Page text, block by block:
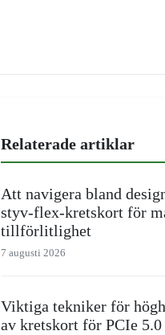
Relaterade artiklar
Att navigera bland
styv-flex-kretskort för
tillförlitlighet
7 augusti 2026
Viktiga tekniker för
av kretskort för PCIe